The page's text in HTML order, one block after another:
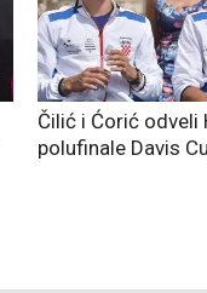
Čilić i Ćorić odveli
polufinale Davis